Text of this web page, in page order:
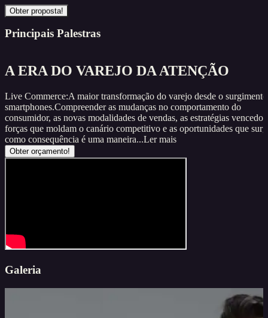
Obter proposta!
Principais Palestras
A ERA DO VAREJO DA ATENÇÃO
Live Commerce:A maior transformação do varejo desde o
smartphones.Compreender as mudanças no comportamento do
consumidor, as novas modalidades de vendas, as estratégias
forças que moldam o canário competitivo e as oportunidades que
como consequência é uma maneira...Ler mais
Obter orçamento!
Galeria